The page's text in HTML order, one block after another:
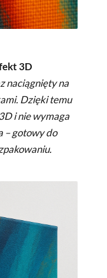
3D
naciągnięty na
Dzięki temu
i nie wymaga
– gotowy do